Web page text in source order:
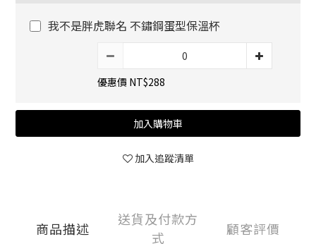
我不是胖虎聯名 不鏽鋼蛋型保溫杯
優惠價 NT$288
加入購物車
加入追蹤清單
商品描述
送貨及付款方
式
顧客評價